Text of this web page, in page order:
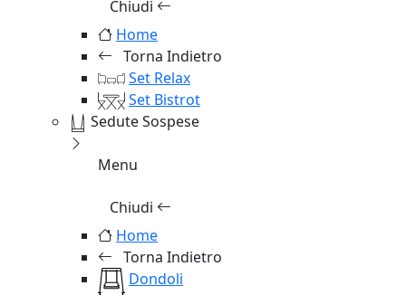
Chiudi
Home
Torna Indietro
Set Relax
Set Bistrot
Sedute Sospese
Menu
Chiudi
Home
Torna Indietro
Dondoli